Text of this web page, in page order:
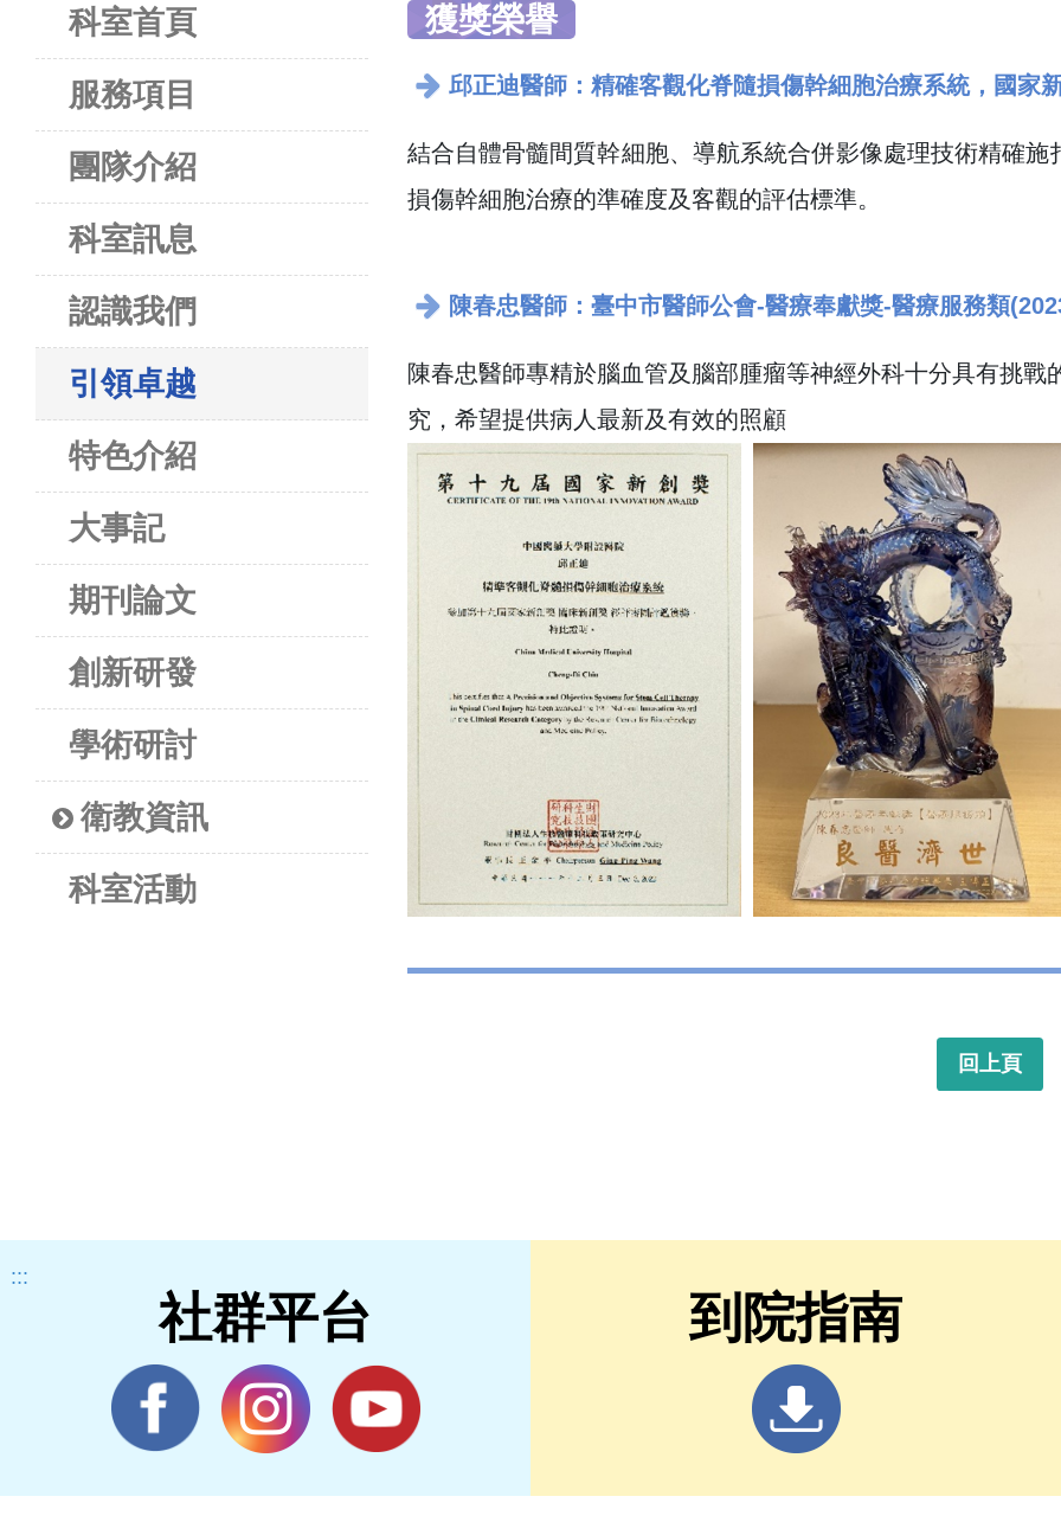
科室首頁
服務項目
團隊介紹
科室訊息
認識我們
引領卓越
特色介紹
大事記
期刊論文
創新研發
學術研討
衛教資訊
科室活動
獲獎榮譽
邱正迪醫師：精確客觀化脊隨損傷幹細胞治療系統，國家
結合自體骨髓間質幹細胞、導航系統合併影像處理技術精確
損傷幹細胞治療的準確度及客觀的評估標準。
陳春忠醫師：臺中市醫師公會-醫療奉獻獎-醫療服務類
陳春忠醫師專精於腦血管及腦部腫瘤等神經外科十分具有挑
究，希望提供病人最新及有效的照顧
回上頁
:::
社群平台 到院指南